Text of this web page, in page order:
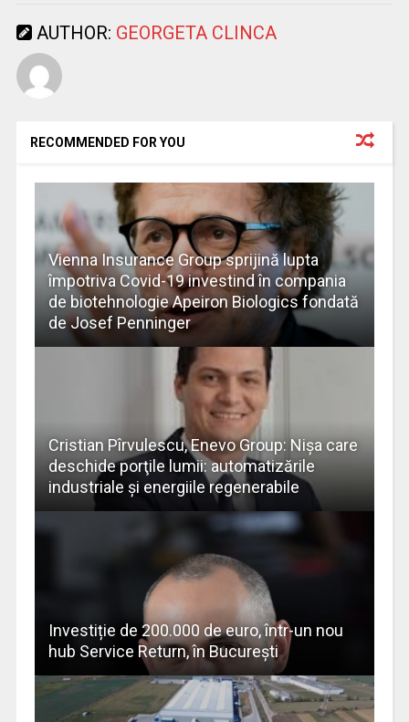
AUTHOR: GEORGETA CLINCA
RECOMMENDED FOR YOU
Vienna Insurance Group sprijină lupta
împotriva Covid-19 investind în compania
de biotehnologie Apeiron Biologics fondată
de Josef Penninger
Cristian Pîrvulescu, Enevo Group: Nişa care
deschide porţile lumii: automatizările
industriale şi energiile regenerabile
Investiție de 200.000 de euro, într-un nou
hub Service Return, în București